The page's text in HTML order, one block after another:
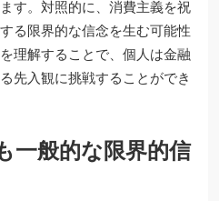
す。対照的に、消費主義を祝
る限界的な信念を生む可能性
理解することで、個人は金融
先入観に挑戦することができ
一般的な限界的信